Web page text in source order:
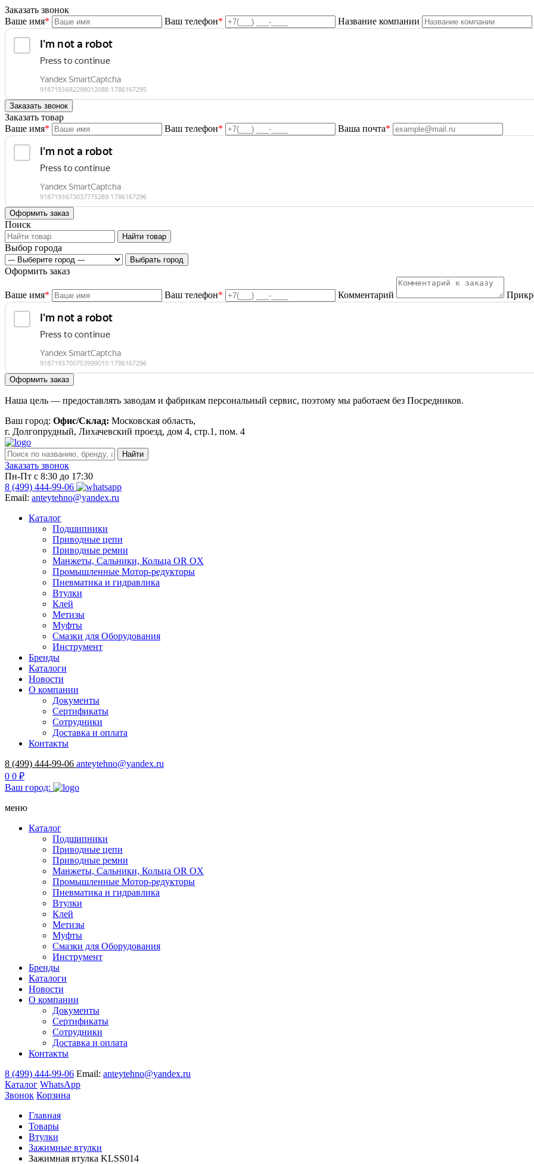
Заказать звонок
Ваше имя* Ваш телефон* Название компании
Заказать товар
Ваше имя* Ваш телефон* Ваша почта*
Поиск
Выбор города
Оформить заказ
Ваше имя* Ваш телефон* Комментарий
Наша цель — предоставлять заводам и фабрикам персональный сервис, поэтому мы работаем без Посредников.
Ваш город: Офис/Склад: Московская область,
г. Долгопрудный, Лихачевский проезд, дом 4, стр.1, пом. 4
Заказать звонок
Пн-Пт с 8:30 до 17:30
8 (499) 444-99-06
Email: anteytehno@yandex.ru
Каталог
Подшипники
Приводные цепи
Приводные ремни
Манжеты, Сальники, Кольца OR OX
Промышленные Мотор-редукторы
Пневматика и гидравлика
Втулки
Клей
Метизы
Муфты
Смазки для Оборудования
Инструмент
Бренды
Каталоги
Новости
О компании
Документы
Сертификаты
Сотрудники
Доставка и оплата
Контакты
8 (499) 444-99-06 anteytehno@yandex.ru
0 0 ₽
Ваш город:
меню
Каталог
Подшипники
Приводные цепи
Приводные ремни
Манжеты, Сальники, Кольца OR OX
Промышленные Мотор-редукторы
Пневматика и гидравлика
Втулки
Клей
Метизы
Муфты
Смазки для Оборудования
Инструмент
Бренды
Каталоги
Новости
О компании
Документы
Сертификаты
Сотрудники
Доставка и оплата
Контакты
8 (499) 444-99-06 Email: anteytehno@yandex.ru
Каталог WhatsApp
Звонок Корзина
Главная
Товары
Втулки
Зажимные втулки
Зажимная втулка KLSS014